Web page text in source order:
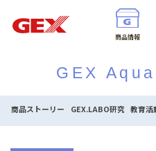
商品情報
GEX
商品ストーリー GEX.LABO研究 教育活